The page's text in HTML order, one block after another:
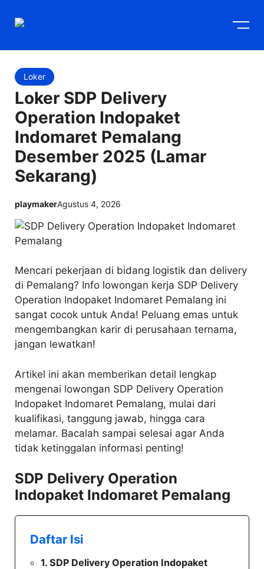
Loker
Loker SDP Delivery
Operation Indopaket
Indomaret Pemalang
Desember 2025 (Lamar
Sekarang)
playmakerAgustus 4, 2026
Mencari pekerjaan di bidang logistik dan delivery
di Pemalang? Info lowongan kerja SDP Delivery
Operation Indopaket Indomaret Pemalang ini
sangat cocok untuk Anda! Peluang emas untuk
mengembangkan karir di perusahaan ternama,
jangan lewatkan!
Artikel ini akan memberikan detail lengkap
mengenai lowongan SDP Delivery Operation
Indopaket Indomaret Pemalang, mulai dari
kualifikasi, tanggung jawab, hingga cara
melamar. Bacalah sampai selesai agar Anda
tidak ketinggalan informasi penting!
SDP Delivery Operation
Indopaket Indomaret Pemalang
Daftar Isi
SDP Delivery Operation Indopaket